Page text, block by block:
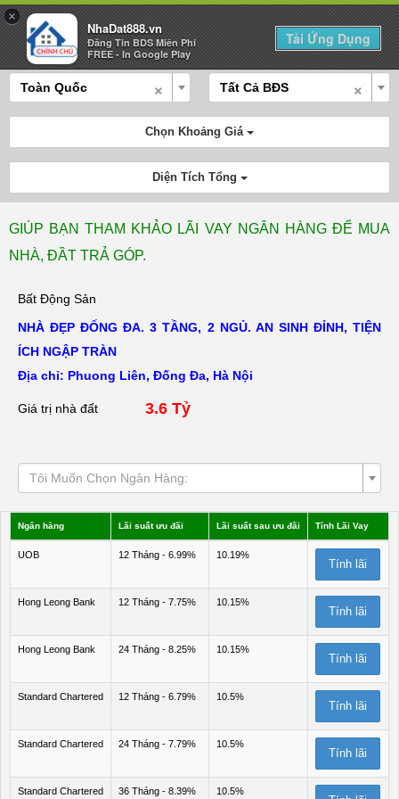
Mua Bán Cho Thuê Tính Lãi Đăng Tin
×
Toàn Quốc ×
Tất Cả BĐS
Chọn Khoảng Giá
Diện Tích Tổng
GIÚP BẠN THAM KHẢO LÃI VAY NGÂN HÀNG ĐỂ MUA
NHÀ, ĐẦT TRẢ GÓP.
Bất Động Sản
NHÀ ĐẸP ĐỐNG ĐA. 3 TẦNG, 2 NGỦ. AN SINH ĐỈNH, TIỆN
ÍCH NGẬP TRÀN
Địa chỉ: Phuong Liên, Đống Đa, Hà Nội
Giá trị nhà đất 3.6 Tỷ
Tôi Muốn Chọn Ngân Hàng:
Ngân hàng Lãi suất ưu đãi Lãi suất sau ưu đãi Tính Lãi Vay
UOB 12 Tháng - 6.99% 10.19%
Tính lãi
Hong Leong Bank 12 Tháng - 7.75% 10.15%
Tính lãi
Hong Leong Bank 24 Tháng - 8.25% 10.15%
Tính lãi
Standard Chartered 12 Tháng - 6.79% 10.5%
Tính lãi
Standard Chartered 24 Tháng - 7.79% 10.5%
Tính lãi
Standard Chartered 36 Tháng - 8.39% 10.5%
×
NhaDat888.vn
Đăng Tin BDS Miên Phí
FREE - In Google Play
Tải Ứng Dụng